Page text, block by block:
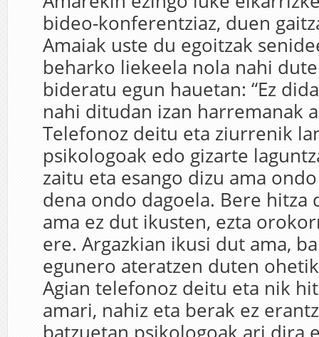
bideo-konferentziaz, duen
Amaiak uste du egoitzak
beharko liekeela nola nahi
bideratu egun hauetan: “Ez
nahi ditudan izan harremanak
Telefonoz deitu eta ziurrenik
psikologoak edo gizarte
zaitu eta esango dizu ama
dena ondo dagoela. Bere hitza
ama ez dut ikusten, ezta
ere. Argazkian ikusi dut ama,
egunero ateratzen duten
Agian telefonoz deitu eta nik
amari, nahiz eta berak ez